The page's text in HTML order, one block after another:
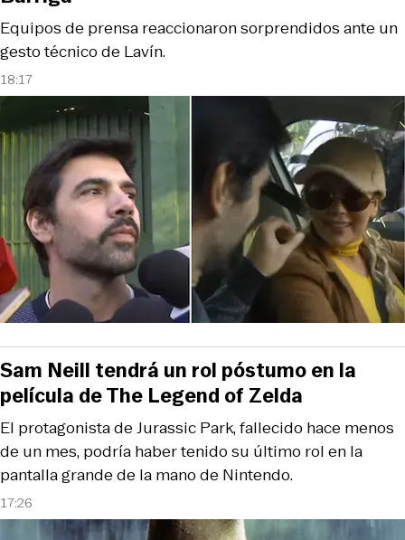
18:17
Equipos de prensa reaccionaron sorprendidos ante un
gesto técnico de Lavín.
17:26
El protagonista de Jurassic Park, fallecido hace menos
de un mes, podría haber tenido su último rol en la
pantalla grande de la mano de Nintendo.
Sam Neill tendrá un rol póstumo en la
película de The Legend of Zelda